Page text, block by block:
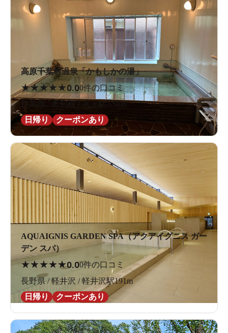
高原千葉村温泉「かもしかの湯」
★★★★★0.00件の口コミ
群馬県 / 奥利根 / 水上駅7.5km
日帰り
クーポンあり
AQUAIGNIS GARDEN SPA（アクアイグニス ガー
デン スパ）
★★★★★0.00件の口コミ
長野県 / 軽井沢 / 軽井沢駅191m
日帰り
クーポンあり